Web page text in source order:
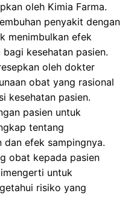
oleh Kimia Farma.
penyakit dengan
menimbulkan efek
kesehatan pasien.
oleh dokter
obat yang rasional
kesehatan pasien.
pasien untuk
tentang
efek sampingnya.
obat kepada pasien
untuk
risiko yang